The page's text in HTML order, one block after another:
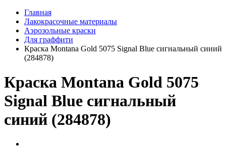
Главная
Лакокрасочные материалы
Аэрозольные краски
Для граффити
Краска Montana Gold 5075 Signal Blue сигнальный синий
(284878)
Краска Montana Gold 5075
Signal Blue сигнальный
синий (284878)